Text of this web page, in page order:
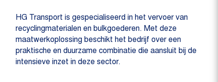
HG Transport is gespecialiseerd in het vervoer van
recyclingmaterialen en bulkgoederen. Met deze
maatwerkoplossing beschikt het bedrijf over een
praktische en duurzame combinatie die aansluit bij de
intensieve inzet in deze sector.